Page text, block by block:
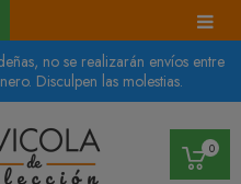
no se realizarán envíos entre
Disculpen las molestias.
0